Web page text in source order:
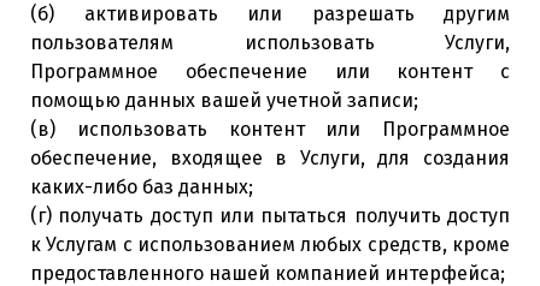
(б) активировать или разрешать другим
пользователям использовать Услуги,
Программное обеспечение или контент с
помощью данных вашей учетной записи;
(в) использовать контент или Программное
обеспечение, входящее в Услуги, для создания
каких-либо баз данных;
(г) получать доступ или пытаться получить доступ
к Услугам с использованием любых средств, кроме
предоставленного нашей компанией интерфейса;